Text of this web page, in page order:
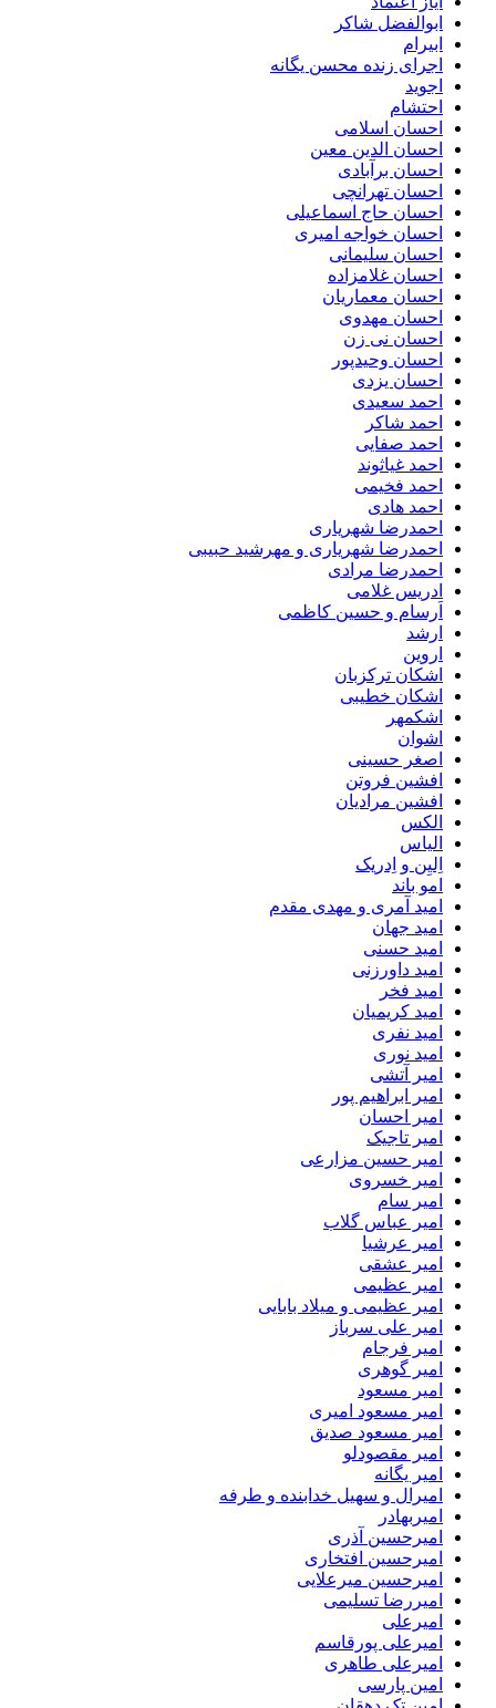
ابوالفضل شاکر
ابیرام
اجرای زنده محسن یگانه
اجوید
احتشام
احسان اسلامی
احسان الدین معین
احسان برآبادی
احسان تهرانچی
احسان حاج اسماعیلی
احسان خواجه امیری
احسان سلیمانی
احسان غلامزاده
احسان معماریان
احسان مهدوی
احسان نی زن
احسان وحیدپور
احسان یزدی
احمد سعیدی
احمد شاکر
احمد صفایی
احمد غیاثوند
احمد فخیمی
احمد هادی
احمدرضا شهریاری
احمدرضا شهریاری و مهرشید حبیبی
احمدرضا مرادی
ادریس غلامی
اَرسام و حسین کاظمی
ارشد
اروین
اشکان ترکزبان
اشکان خطیبی
اشکمهر
اشوان
اصغر حسینی
افشین فروتن
افشین مرادیان
الکس
الیاس
اِلیِن و اِدریک
امو باند
امید آمری و مهدی مقدم
امید جهان
امید حسنی
امید داورزنی
امید فخر
امید کریمیان
امید نفری
امید نوری
امیر آتشی
امیر ابراهیم پور
امیر احسان
امیر تاجیک
امیر حسین مزارعی
امیر خسروی
امیر سام
امیر عباس گلاب
امیر عرشیا
امیر عشقی
امیر عظیمی
امیر عظیمی و میلاد بابایی
امیر علی سرباز
امیر فرجام
امیر گوهری
امیر مسعود
امیر مسعود امیری
امیر مسعود صدیق
امیر مقصودلو
امیر یگانه
امیرال و سهیل خدابنده و طرفه
امیربهادر
امیرحسین آذری
امیرحسین افتخاری
امیرحسین میرعلایی
امیررضا تسلیمی
امیرعلی
امیرعلی پورقاسم
امیرعلی طاهری
امین پارسی